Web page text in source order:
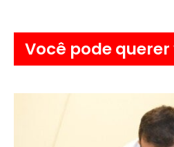
Você pode querer